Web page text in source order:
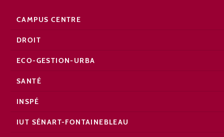
CAMPUS CENTRE
DROIT
ECO-GESTION-URBA
SANTÉ
INSPÉ
IUT SÉNART-FONTAINEBLEAU